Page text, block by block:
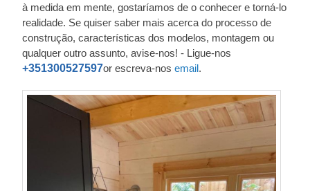
à medida em mente, gostaríamos de o conhecer e torná-lo
realidade. Se quiser saber mais acerca do processo de
construção, características dos modelos, montagem ou
qualquer outro assunto, avise-nos! - Ligue-nos
+351300527597or escreva-nos email.